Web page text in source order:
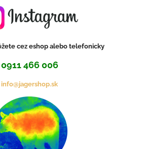
cez eshop alebo telefonicky
0911 466 006
info@jagershop.sk